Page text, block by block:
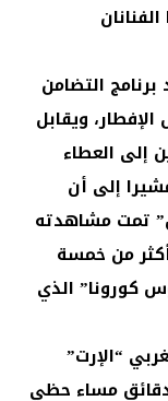
مشاهد برنامج التضامن
ويقابل
إلى العطاء
إلى أن
تمت مشاهدته
أكثر من خمسة
كورونا” الذي
“الإرت”
يعرض على الساعة العاشرة و10 دقائق مساء حظي